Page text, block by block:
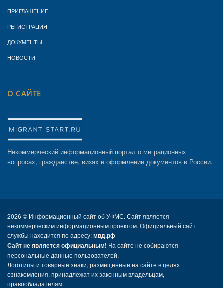
ПРИГЛАШЕНИЕ
РЕГИСТРАЦИЯ
ДОКУМЕНТЫ
НОВОСТИ
О САЙТЕ
Некоммерческий информационный портал о миграционных
вопросах, гражданстве, визах и оформлении документов в России.
2026 © Информационный сайт об УФМС. Сайт является
некоммерческим информационным проектом. Официальный сайт
службы находится по адресу:мвд.рф
Сайт не является официальным! На сайте не собираются
персональные данные пользователей.
Логотипы и товарные знаки, размещённые на сайте в целях
ознакомления, принадлежат их законным владельцам,
правообладателям.